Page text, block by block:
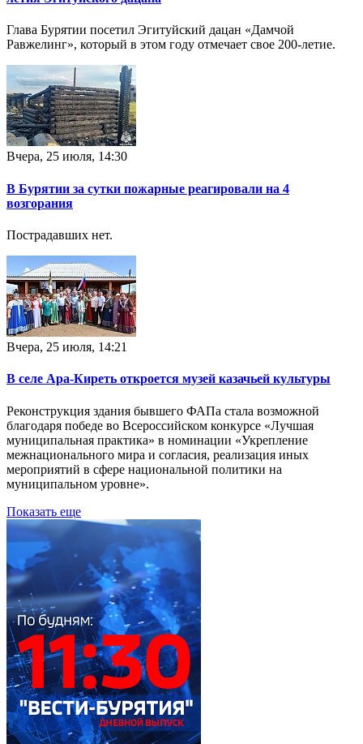
Глава Бурятии посетил Эгитуйский дацан «Дамчой
Равжелинг», который в этом году отмечает свое 200-летие.
Вчера, 25 июля, 14:30
В Бурятии за сутки пожарные реагировали на 4
возгорания
Пострадавших нет.
Вчера, 25 июля, 14:21
В селе Ара-Киреть откроется музей казачьей культуры
Реконструкция здания бывшего ФАПа стала возможной
благодаря победе во Всероссийском конкурсе «Лучшая
муниципальная практика» в номинации «Укрепление
межнационального мира и согласия, реализация иных
мероприятий в сфере национальной политики на
муниципальном уровне».
Показать еще